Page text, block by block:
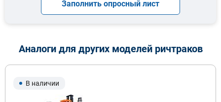
Заполнить опросный лист
Аналоги для других моделей ричтраков
В наличии